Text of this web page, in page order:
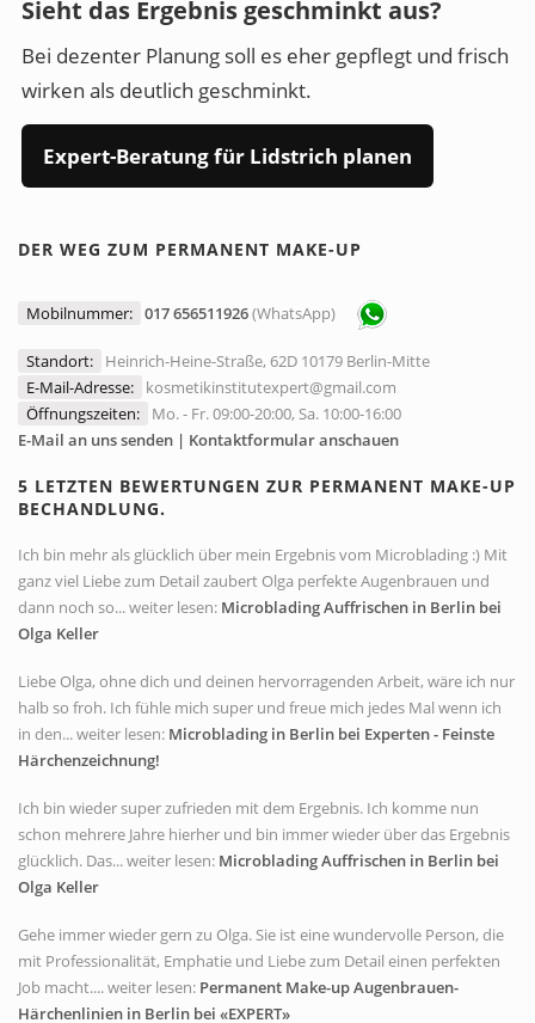
Sieht das Ergebnis geschminkt aus?
Bei dezenter Planung soll es eher gepflegt und frisch
wirken als deutlich geschminkt.
Expert-Beratung für Lidstrich planen
DER WEG ZUM PERMANENT MAKE-UP
Mobilnummer: 017 656511926(WhatsApp)
Standort:
Heinrich-Heine-Straße, 62D 10179 Berlin-Mitte
E-Mail-Adresse:
kosmetikinstitutexpert@gmail.com
Öffnungszeiten:
Mo. - Fr. 09:00-20:00, Sa. 10:00-16:00
E-Mail an uns senden | Kontaktformular anschauen
5 LETZTEN BEWERTUNGEN ZUR PERMANENT MAKE-UP
BECHANDLUNG.
Ich bin mehr als glücklich über mein Ergebnis vom Microblading :) Mit
ganz viel Liebe zum Detail zaubert Olga perfekte Augenbrauen und
dann noch so... weiter lesen: Microblading Auffrischen in Berlin bei
Olga Keller
Liebe Olga, ohne dich und deinen hervorragenden Arbeit, wäre ich nur
halb so froh. Ich fühle mich super und freue mich jedes Mal wenn ich
in den... weiter lesen: Microblading in Berlin bei Experten - Feinste
Härchenzeichnung!
Ich bin wieder super zufrieden mit dem Ergebnis. Ich komme nun
schon mehrere Jahre hierher und bin immer wieder über das Ergebnis
glücklich. Das... weiter lesen: Microblading Auffrischen in Berlin bei
Olga Keller
Gehe immer wieder gern zu Olga. Sie ist eine wundervolle Person, die
mit Professionalität, Emphatie und Liebe zum Detail einen perfekten
Job macht.... weiter lesen: Permanent Make-up Augenbrauen-
Härchenlinien in Berlin bei «EXPERT»